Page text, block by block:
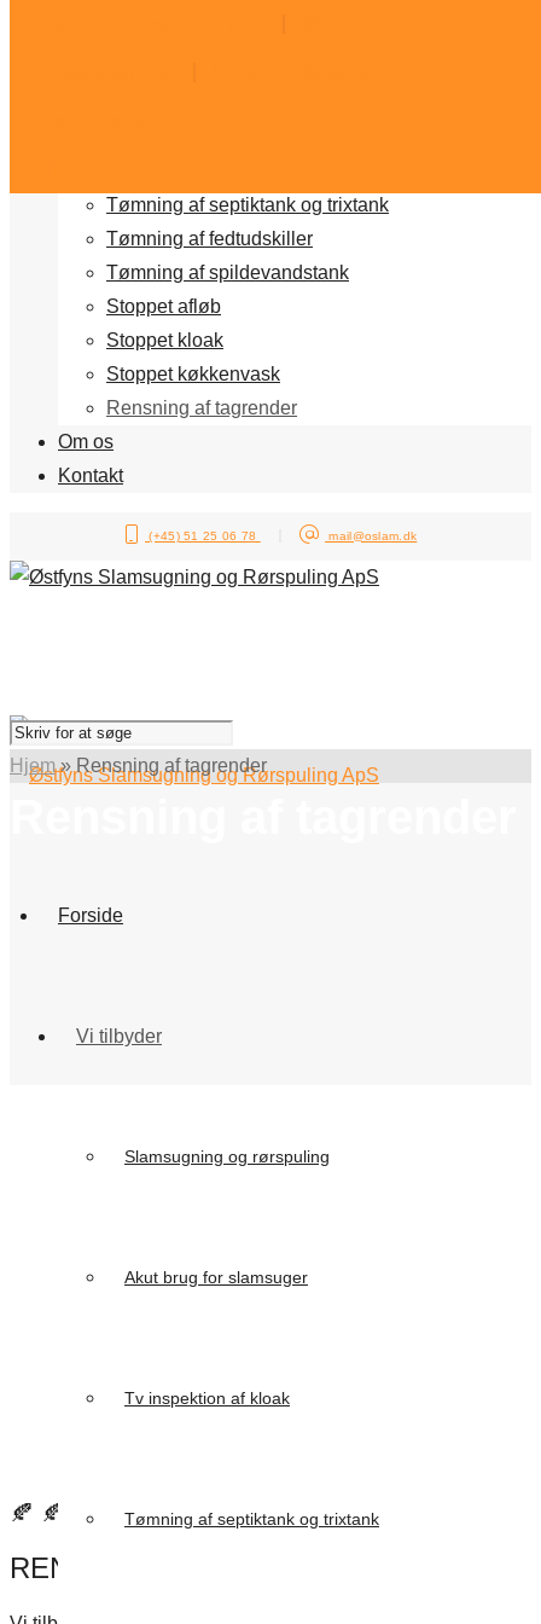
Tømning af septiktank og trixtank
Tømning af fedtudskiller
Tømning af spildevandstank
Stoppet afløb
Stoppet kloak
Stoppet køkkenvask
Rensning af tagrender
Om os
Kontakt
(+45) 51 25 06 78 mail@oslam.dk
Forside
Vi tilbyder
Slamsugning og rørspuling
Akut brug for slamsuger
Tv inspektion af kloak
Tømning af septiktank og trixtank
Hjem» Rensning af tagrender
🍂 🍂Er du vinterklar. 🍂 🍂
RENSNING AF TAGRENDER